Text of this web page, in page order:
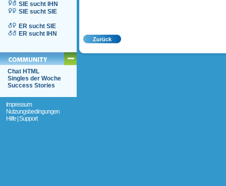
SIE sucht IHN
SIE sucht SIE
ER sucht SIE
ER sucht IHN
Chat HTML
Singles der Woche
Success Stories
Impressum
Nutzungsbedingungen
Hilfe | Support